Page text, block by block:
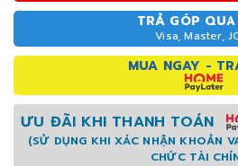
TRẢ GÓP
Visa, Master,
MUA NGAY -
ƯU ĐÃI KHI THANH TOÁN
(SỬ DỤNG KHI XÁC NHẬN KHOẢN
CHỨC TÀI